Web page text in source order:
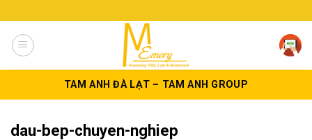
to
content
TAM ANH ĐÀ LẠT – TAM ANH GROUP
dau-bep-chuyen-nghiep